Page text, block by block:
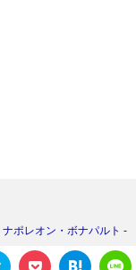
ナポレオン・ボナパルト